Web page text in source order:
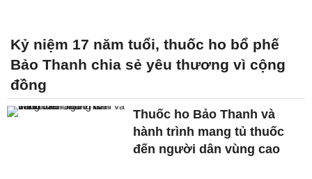
Kỷ niệm 17 năm tuổi, thuốc ho bổ phế
Bảo Thanh chia sẻ yêu thương vì cộng
đồng
Thuốc ho Bảo Thanh và
hành trình mang tủ thuốc
đến người dân vùng cao